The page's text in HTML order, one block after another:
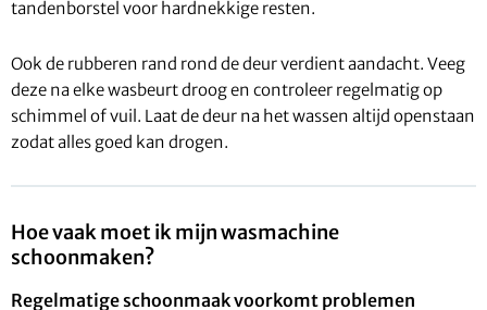
tandenborstel voor hardnekkige resten.
Ook de rubberen rand rond de deur verdient aandacht. Veeg
deze na elke wasbeurt droog en controleer regelmatig op
schimmel of vuil. Laat de deur na het wassen altijd openstaan
zodat alles goed kan drogen.
Hoe vaak moet ik mijn wasmachine
schoonmaken?
Regelmatige schoonmaak voorkomt problemen